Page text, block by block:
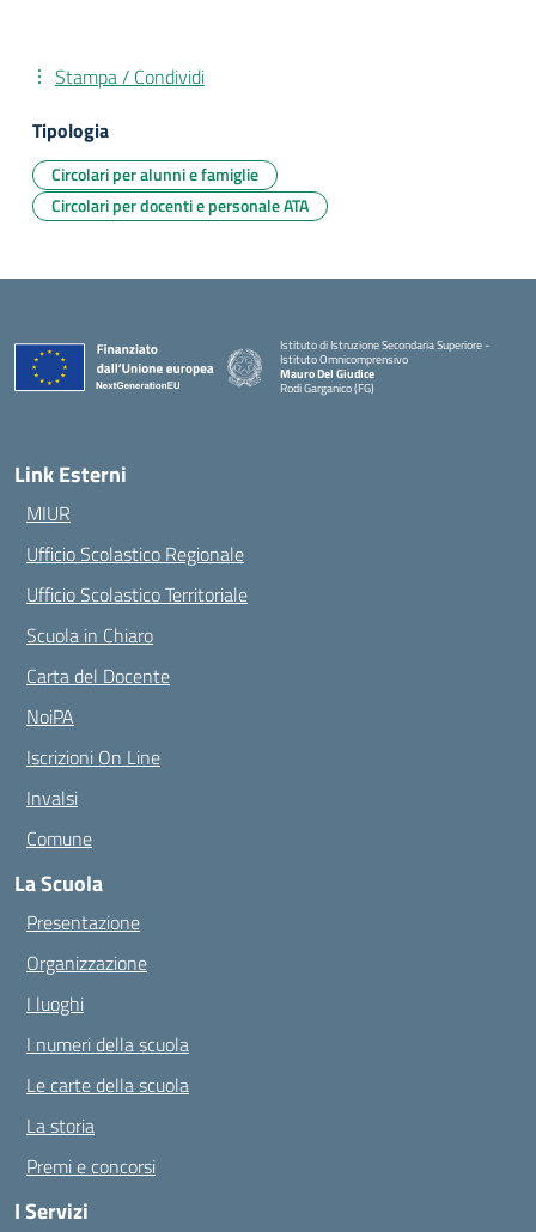
Stampa / Condividi
Tipologia
Circolari per alunni e famiglie
Circolari per docenti e personale ATA
Istituto di Istruzione Secondaria Superiore -
Istituto Omnicomprensivo
Mauro Del Giudice
Rodi Garganico (FG)
— Visita la pagina iniziale della scuola
Link Esterni
MIUR
Ufficio Scolastico Regionale
Ufficio Scolastico Territoriale
Scuola in Chiaro
Carta del Docente
NoiPA
Iscrizioni On Line
Invalsi
Comune
La Scuola
Presentazione
Organizzazione
I luoghi
I numeri della scuola
Le carte della scuola
La storia
Premi e concorsi
I Servizi